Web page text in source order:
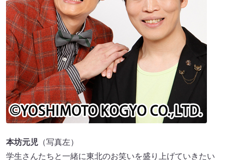
本坊元児 （写真左）
学生さんたちと一緒に東北のお笑いを盛り上げていきたい